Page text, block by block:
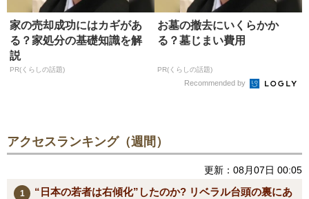
家の売却成功にはカギがあ
る？家処分の基礎知識を解
説
PR(くらしの話題)
お墓の撤去にいくらかか
る？墓じまい費用
PR(くらしの話題)
Recommended by
アクセスランキング（週間）
更新：08月07日 00:05
“日本の若者は右傾化”したのか? リベラル台頭の裏にあ